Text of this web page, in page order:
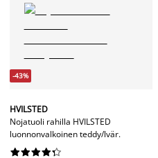
-43%
HVILSTED
Nojatuoli rahilla HVILSTED
luonnonvalkoinen teddy/lvär.





